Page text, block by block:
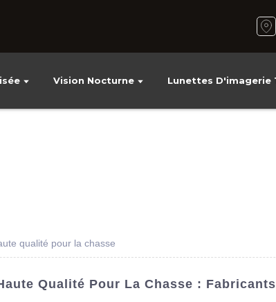
Vision Nocturne Lunettes D'imagerie
qualité pour la chasse
Qualité Pour La Chasse :